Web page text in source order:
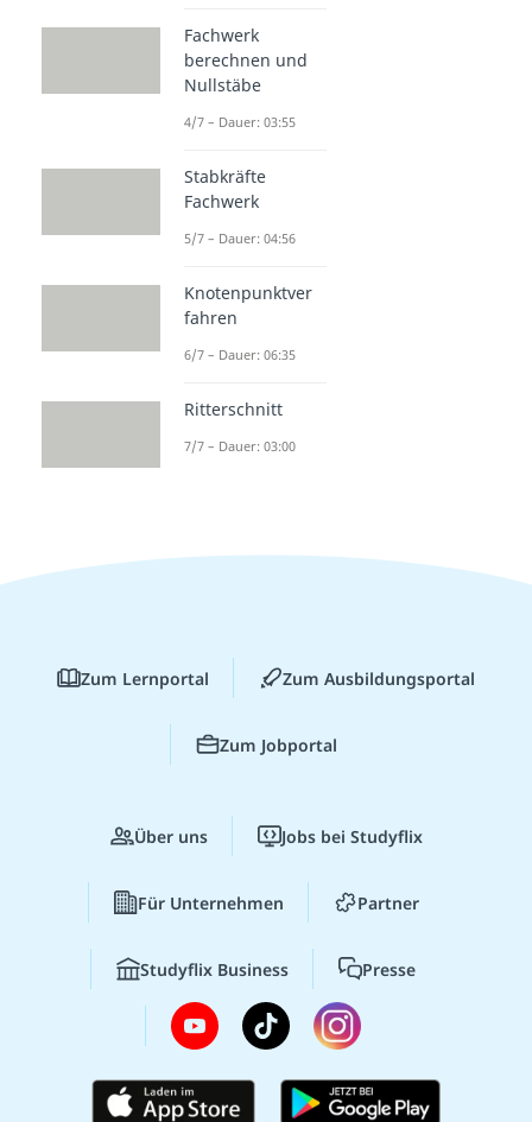
Fachwerk
berechnen und
Nullstäbe
4/7 – Dauer: 03:55
Stabkräfte
Fachwerk
5/7 – Dauer: 04:56
Knotenpunktver
fahren
6/7 – Dauer: 06:35
Ritterschnitt
7/7 – Dauer: 03:00
Zum Lernportal Zum Ausbildungsportal
Zum Jobportal
Über uns Jobs bei Studyflix
Für Unternehmen Partner
Studyflix Business Presse